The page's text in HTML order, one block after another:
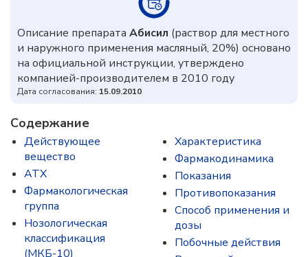
Описание препарата Абисил (раствор для местного
и наружного применения масляный, 20%) основано
на официальной инструкции, утверждено
компанией-производителем в 2010 году
Дата согласования: 15.09.2010
Содержание
Действующее
вещество
ATX
Фармакологическая
группа
Нозологическая
классификация
(МКБ-10)
Характеристика
Фармакодинамика
Показания
Противопоказания
Способ применения и
дозы
Побочные действия